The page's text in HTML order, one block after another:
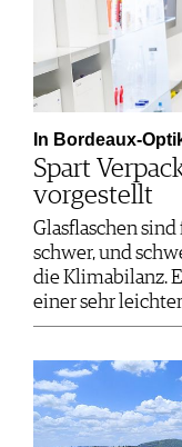
In Bordeaux-
Spart
vorgestellt
Glasflaschen sind
schwer, und
die Klimabilanz.
einer sehr